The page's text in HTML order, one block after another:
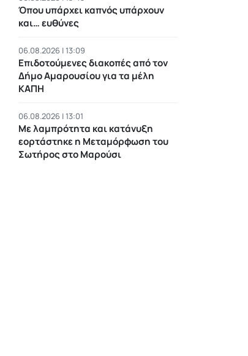
Όπου υπάρχει καπνός υπάρχουν
και… ευθύνες
06.08.2026 | 13:09
Επιδοτούμενες διακοπές από τον
Δήμο Αμαρουσίου για τα μέλη
ΚΑΠΗ
06.08.2026 | 13:01
Με λαμπρότητα και κατάνυξη
εορτάστηκε η Μεταμόρφωση του
Σωτήρος στο Μαρούσι